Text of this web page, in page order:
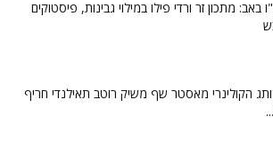
באב: מתכון זר ורדי פילו במילוי גבינות, פיסטוקים
הקולינרי מאסטר שף משיק רוטב תאילנדי חריף